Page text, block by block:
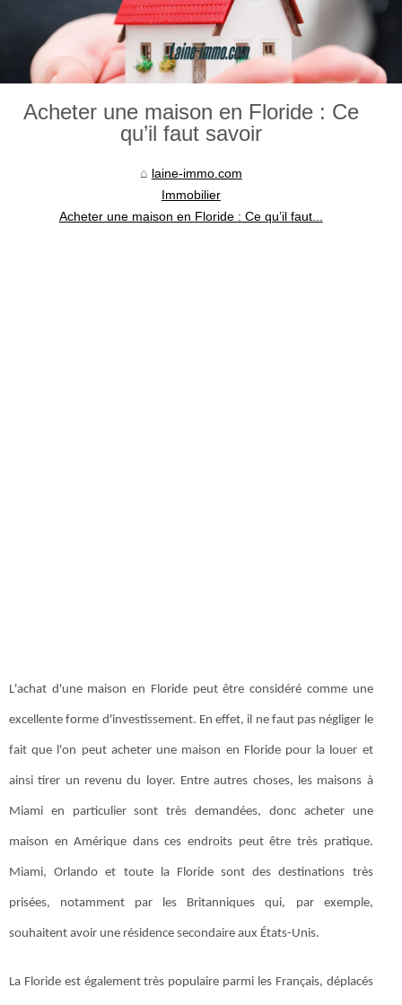
Acheter une maison en Floride : Ce
qu’il faut savoir
laine-immo.com
Immobilier
Acheter une maison en Floride : Ce qu’il faut...
L'achat d'une maison en Floride peut être considéré comme une
excellente forme d'investissement. En effet, il ne faut pas négliger le
fait que l'on peut acheter une maison en Floride pour la louer et
ainsi tirer un revenu du loyer. Entre autres choses, les maisons à
Miami en particulier sont très demandées, donc acheter une
maison en Amérique dans ces endroits peut être très pratique.
Miami, Orlando et toute la Floride sont des destinations très
prisées, notamment par les Britanniques qui, par exemple,
souhaitent avoir une résidence secondaire aux États-Unis.
La Floride est également très populaire parmi les Français, déplacés